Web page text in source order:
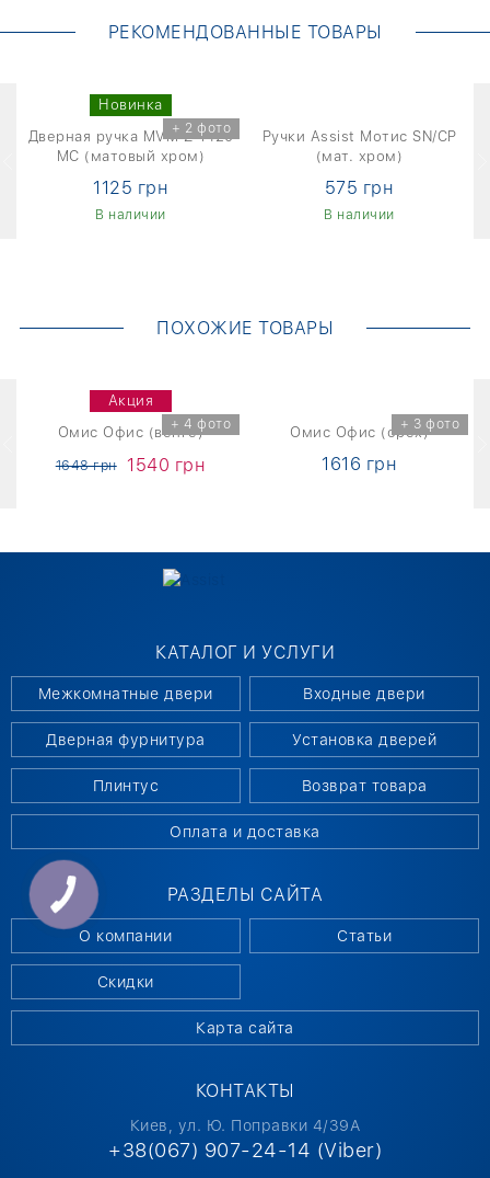
РЕКОМЕНДОВАННЫЕ ТОВАРЫ
Новинка
+ 2 фото
Дверная ручка MVM Z-1420
MC (матовый хром)
1125 грн
В наличии
Ручки Assist Мотис SN/CP
(мат. хром)
575 грн
В наличии
ПОХОЖИЕ ТОВАРЫ
Акция
+ 4 фото
Омис Офис (венге)
1648 грн 1540 грн
+ 3 фото
Омис Офис (орех)
1616 грн
КАТАЛОГ И УСЛУГИ
Межкомнатные двери Входные двери
Дверная фурнитура Установка дверей
Плинтус Возврат товара
Оплата и доставка
РАЗДЕЛЫ САЙТА
О компании Статьи
Скидки
Карта сайта
КОНТАКТЫ
Киев, ул. Ю. Поправки 4/39А
+38(067) 907-24-14 (Viber)